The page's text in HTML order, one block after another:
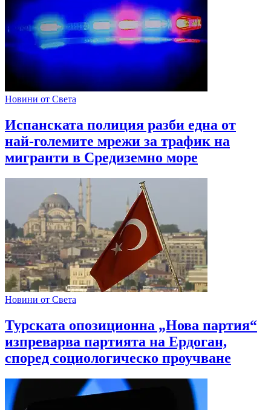
Новини от Света
Испанската полиция разби една от
най-големите мрежи за трафик на
мигранти в Средиземно море
Новини от Света
Турската опозиционна „Нова партия“
изпреварва партията на Ердоган,
според социологическо проучване